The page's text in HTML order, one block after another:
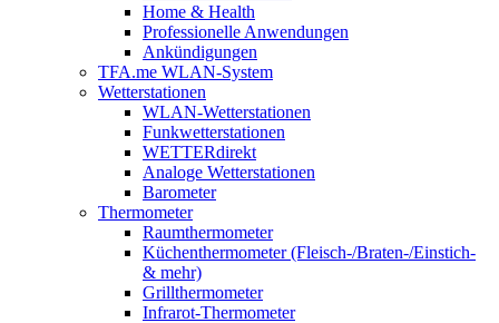
Home & Health
Professionelle Anwendungen
Ankündigungen
TFA.me WLAN-System
Wetterstationen
WLAN-Wetterstationen
Funkwetterstationen
WETTERdirekt
Analoge Wetterstationen
Barometer
Thermometer
Raumthermometer
Küchenthermometer (Fleisch-/Braten-/Einstich-
& mehr)
Grillthermometer
Infrarot-Thermometer